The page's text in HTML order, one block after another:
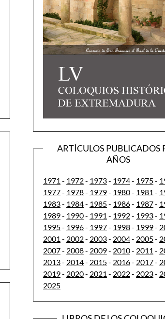
ARTÍCULOS PUBLICADOS
AÑOS
1971 - 1972- 1973- 1974- 1975-
1977- 1978- 1979- 1980- 1981 -
1983- 1984- 1985- 1986- 1987-
1989- 1990- 1991 - 1992- 1993-
1995- 1996- 1997- 1998- 1999-
2001 - 2002- 2003- 2004- 2005-
2007- 2008- 2009- 2010- 2011 -
2013- 2014- 2015- 2016- 2017-
2019- 2020- 2021 - 2022- 2023-
2025